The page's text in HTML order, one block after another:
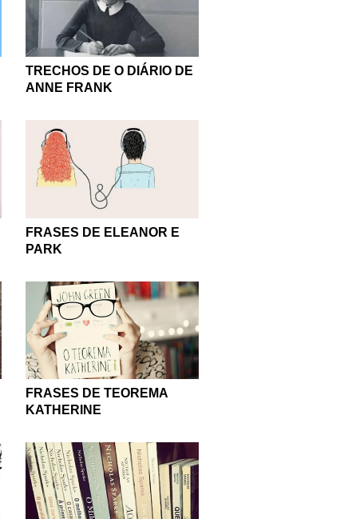
TRECHOS DE O DIÁRIO DE
ANNE FRANK
FRASES DE ELEANOR E
PARK
FRASES DE TEOREMA
KATHERINE